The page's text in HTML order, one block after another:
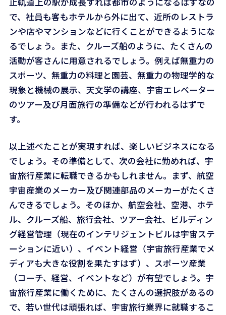
で、社員も客もホテルから外に出て、近所のレストラ
ンや店やマンションなどに行くことができるようにな
るでしょう。また、クルーズ船のように、たくさんの
活動が客さんに用意されるでしょう。例えば無重力の
スポーツ、無重力の料理と園芸、無重力の物理学的な
現象と機械の展示、天文学の講座、宇宙エレベーター
のツアー及び月面旅行の準備などが行われるはずで
す。
以上述べたことが実現すれば、楽しいビジネスになる
でしょう。その準備として、次の会社に勤めれば、宇
宙旅行産業に転職できるかもしれません。まず、航空
宇宙産業のメーカー及び関連部品のメーカーがたくさ
んできるでしょう。そのほか、航空会社、空港、ホテ
ル、クルーズ船、旅行会社、ツアー会社、ビルディン
グ経営管理（現在のインテリジェントビルは宇宙ステ
ーションに近い）、イベント経営（宇宙旅行産業でメ
ディアも大きな役割を果たすはず）、スポーツ産業
（コーチ、経営、イベントなど）が有望でしょう。宇
宙旅行産業に働くために、たくさんの選択肢があるの
で、若い世代は頑張れば、宇宙旅行業界に就職するこ